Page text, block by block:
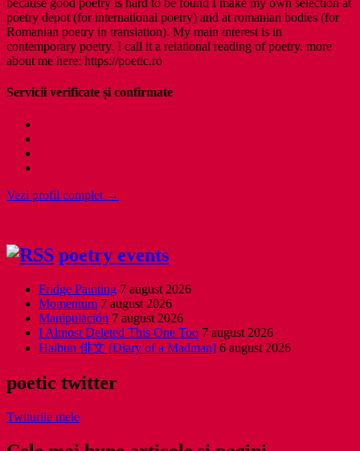
because good poetry is hard to be found I make my own selection at
poetry depot (for international poetry) and at romanian bodies (for
Romanian poetry in translation). My main interest is in
contemporary poetry. I call it a relational reading of poetry. more
about me here: https://poetic.ro
Servicii verificate și confirmate
Vezi profil complet →
poetry events
Fridge Painting 7 august 2026
Momentum 7 august 2026
Manipulación 7 august 2026
I Almost Deleted This One Too 7 august 2026
Haibun 俳文 [Diary of a Madman] 6 august 2026
poetic twitter
Twiturile mele